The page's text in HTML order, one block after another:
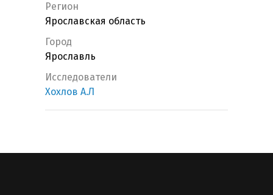
Регион
Ярославская область
Город
Ярославль
Исследователи
Хохлов А.Л